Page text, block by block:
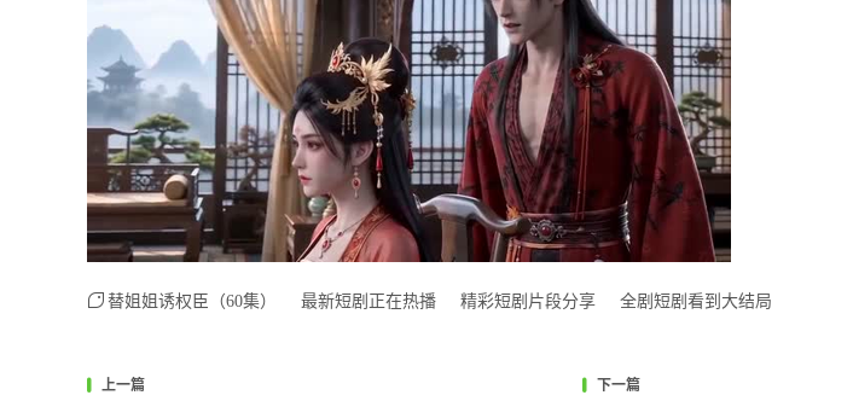
替姐姐诱权臣（60集） 最新短剧正在热播 精彩短剧片段分享 全剧短剧看到大结局
上一篇 下一篇